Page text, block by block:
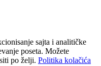
sajta i analitičke
poseta. Možete
po želji. Politika kolačića